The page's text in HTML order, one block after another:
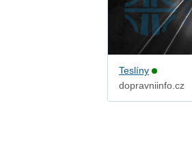
Teslíny
dopravniinfo.cz